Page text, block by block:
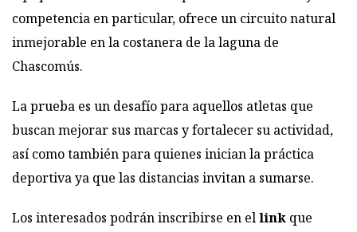
competencia en particular, ofrece un circuito natural
inmejorable en la costanera de la laguna de
Chascomús.
La prueba es un desafío para aquellos atletas que
buscan mejorar sus marcas y fortalecer su actividad,
así como también para quienes inician la práctica
deportiva ya que las distancias invitan a sumarse.
Los interesados podrán inscribirse en ellink que